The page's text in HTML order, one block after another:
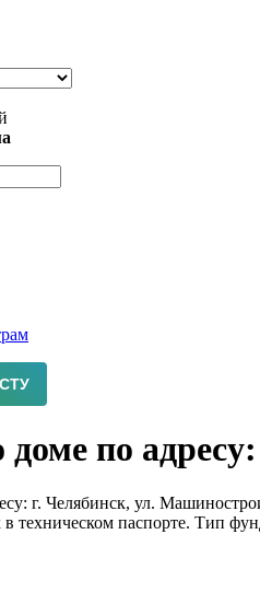
по
г. Челябинск, ул.
в техническом паспорте. Тип